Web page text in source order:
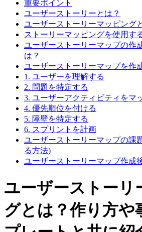
重要ポイント
ユーザーストーリーとは？
ユーザーストーリーマッピング
ストーリーマッピングを使用す
ユーザーストーリーマップの作
は？
ユーザーストーリーマップを作
1. ユーザーを理解する
2. 問題を特定する
3. ユーザーアクティビティをマ
4. 優先順位を付ける
5. 障壁を特定する
6. スプリントを計画
ユーザーストーリーマップの課
る方法)
ユーザーストーリーマップ作成
ユーザーストーリ
グとは？作り方や